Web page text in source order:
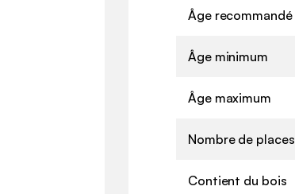
Âge recommandé
Âge minimum
Âge maximum
Nombre de places
Contient du bois